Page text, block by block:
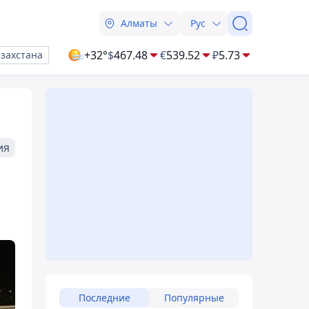
Алматы Рус
+32°$467.48 €539.52 ₽5.73
Последние Популярные